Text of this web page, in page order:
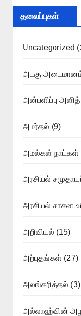
தலைப்புகள்
Uncategorized
அடகு
அன்பளிப்பு
அமர்தல் (9)
அமல்கள் நாட்கள்
அரசியல்
அரசியல் சாசன
அறிவியல் (15)
அற்புதங்கள் (27)
அலங்கரித்தல் (3)
அல்லாஹ்வின்